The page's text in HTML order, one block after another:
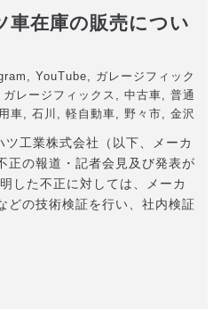
車在庫の販売につい
, YouTube, ガレージフィック
ガレージフィックス , 中古車, 普通
車, 石川 , 軽自動車, 野々市, 金沢
工業株式会社（以下、メーカ
正の報道・記者会見及び発表が
した不正に対しては、メーカ
どの技術検証を行い、社内検証